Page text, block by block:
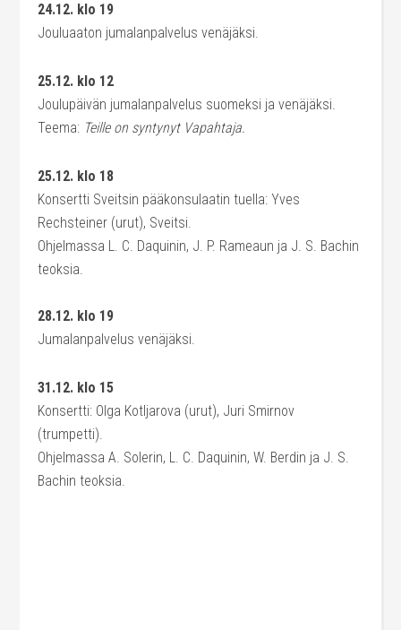
24.12. klo 19
Jouluaaton jumalanpalvelus venäjäksi.
25.12. klo 12
Joulupäivän jumalanpalvelus suomeksi ja venäjäksi.
Teema: Teille on syntynyt Vapahtaja.
25.12. klo 18
Konsertti Sveitsin pääkonsulaatin tuella: Yves
Rechsteiner (urut), Sveitsi.
Ohjelmassa L. C. Daquinin, J. P. Rameaun ja J. S. Bachin
teoksia.
28.12. klo 19
Jumalanpalvelus venäjäksi.
31.12. klo 15
Konsertti: Olga Kotljarova (urut), Juri Smirnov
(trumpetti).
Ohjelmassa A. Solerin, L. C. Daquinin, W. Berdin ja J. S.
Bachin teoksia.